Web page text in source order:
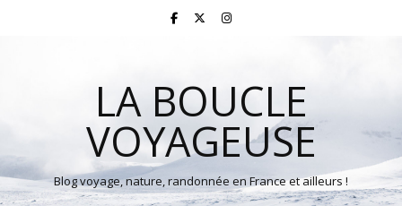
LA BOUCLE
VOYAGEUSE
Blog voyage, nature, randonnée en France et ailleurs !